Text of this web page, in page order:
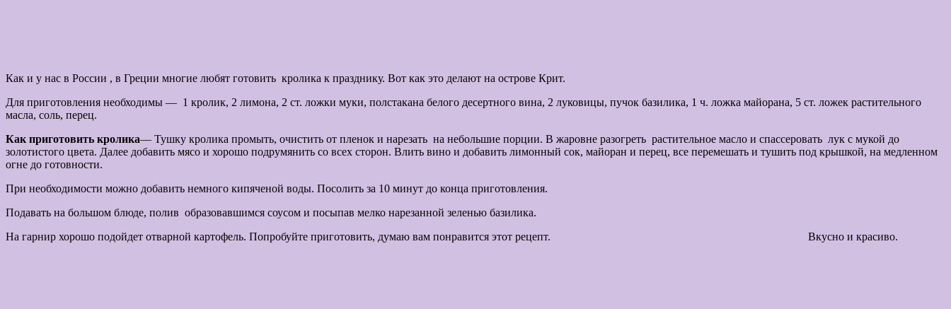
Как и у нас в России , в Греции многие любят готовить кролика к празднику. Вот как это делают на острове Крит.
Для приготовления необходимы — 1 кролик, 2 лимона, 2 ст. ложки муки, полстакана белого десертного вина, 2 луковицы, пучок базилика, 1 ч. ложка майорана, 5 ст. ложек растительного
масла, соль, перец.
Как приготовить кролика— Тушку кролика промыть, очистить от пленок и нарезать на небольшие порции. В жаровне разогреть растительное масло и спассеровать лук с мукой до
золотистого цвета. Далее добавить мясо и хорошо подрумянить со всех сторон. Влить вино и добавить лимонный сок, майоран и перец, все перемешать и тушить под крышкой, на медленном
огне до готовности.
При необходимости можно добавить немного кипяченой воды. Посолить за 10 минут до конца приготовления.
Подавать на большом блюде, полив образовавшимся соусом и посыпав мелко нарезанной зеленью базилика.
На гарнир хорошо подойдет отварной картофель. Попробуйте приготовить, думаю вам понравится этот рецепт. Вкусно и красиво.